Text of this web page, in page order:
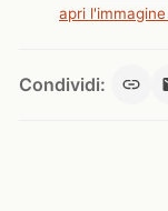
apri
Condividi: